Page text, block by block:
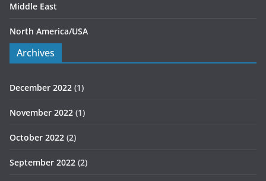
Middle East
North America/USA
Archives
December 2022 (1)
November 2022 (1)
October 2022 (2)
September 2022 (2)